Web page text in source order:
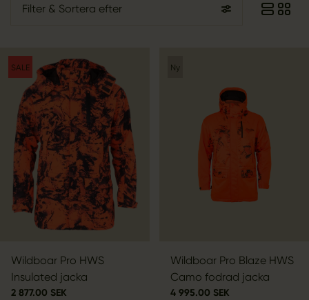
Filter & Sortera efter
SALE
Wildboar Pro HWS
Insulated jacka
2 877.00 SEK
Ny
Wildboar Pro Blaze HWS
Camo fodrad jacka
4 995.00 SEK